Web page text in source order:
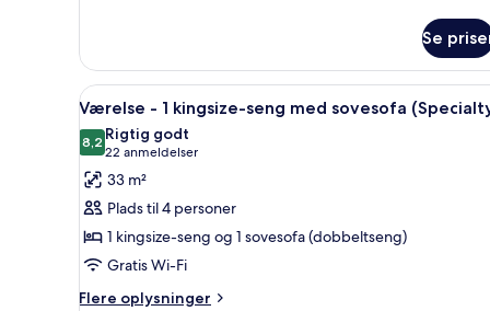
Room
2
dobbeltsenge
Se
Indlæs
alle
billeder
af
Værelse
-
1
kingsize-
seng
Premium-sengetøj,
7
Værelse - 1 kingsize-seng med sovesofa
8,28,2 ud af 10
Rigtig godt
22 anmeldelser
(22
anmeldelser)
33 m²
Plads til 4 personer
1 kingsize-seng og 1 sovesofa (dobbeltseng)
Gratis Wi-Fi
Flere oplysninger
Flere